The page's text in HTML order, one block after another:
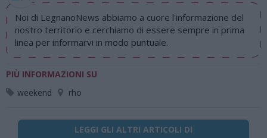
Noi di LegnanoNews abbiamo a cuore l'informazione del
nostro territorio e cerchiamo di essere sempre in prima
linea per informarvi in modo puntuale.
PIÙ INFORMAZIONI SU
weekend
rho
LEGGI GLI ALTRI ARTICOLI DI